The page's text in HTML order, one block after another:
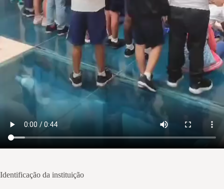
Identificação da instituição